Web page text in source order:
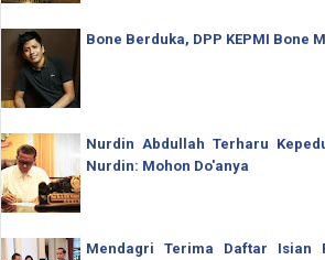
Bone Berduka, DPP KEPMI Bone
Nurdin Abdullah Terharu
Nurdin: Mohon Do'anya
Mendagri Terima Daftar Isian